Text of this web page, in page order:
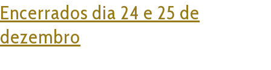
Encerrados dia 24 e 25 de
dezembro